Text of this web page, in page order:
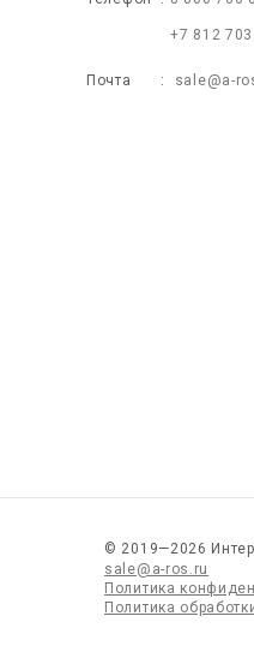
+7 812
Почта sale@a-
© 2019—2026
sale@a-ros.ru
Политика
Политика